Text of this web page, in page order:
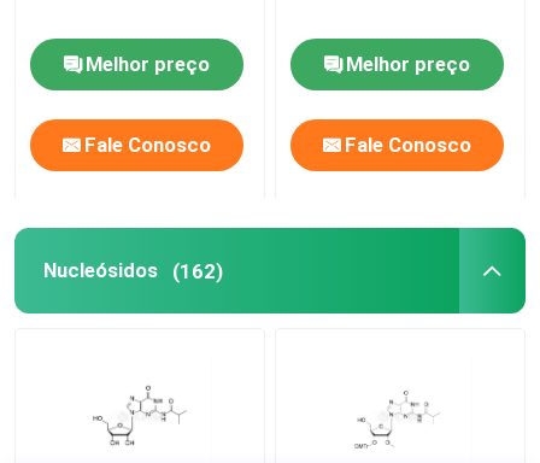
Reagente de fósforo
Succinatos
Diagnóstico molecular
Reagentes de síntese de oligo
Melhor preço
Fale Conosco
Melhor preço
Fale Conosco
Nucleósidos (162)